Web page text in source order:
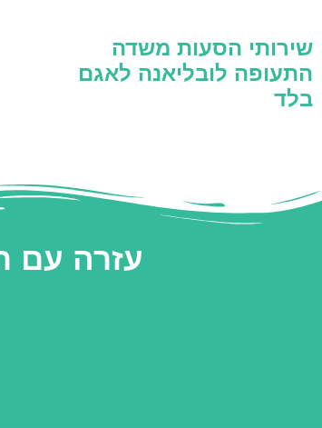
שירותי הסעות משדה
התעופה לובליאנה לאגם
בלד
עזרה עם